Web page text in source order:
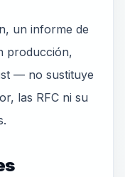
un informe de
producción,
— no sustituye
las RFC ni su